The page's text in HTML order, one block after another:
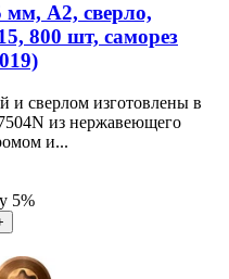
мм, А2, сверло,
800 шт, саморез
и сверлом изготовлены в
из нержавеющего
и...
5%